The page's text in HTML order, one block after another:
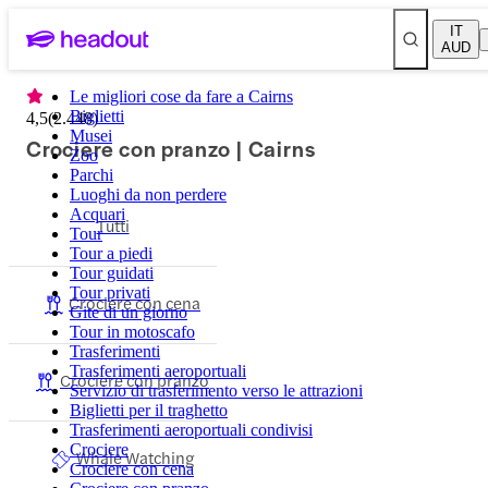
IT
AUD
Le migliori cose da fare a Cairns
Biglietti
Musei
Zoo
Parchi
Luoghi da non perdere
Acquari
Tour
Tour a piedi
Tour guidati
Tour privati
Gite di un giorno
Tour in motoscafo
Trasferimenti
Trasferimenti aeroportuali
Servizio di trasferimento verso le attrazioni
Biglietti per il traghetto
Trasferimenti aeroportuali condivisi
Crociere
Crociere con cena
4,5(2.448)
Crociere con pranzo | Cairns
Tutti
Crociere con cena
Crociere con pranzo
Whale Watching